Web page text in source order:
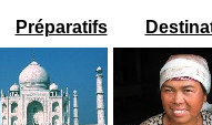
Préparatifs